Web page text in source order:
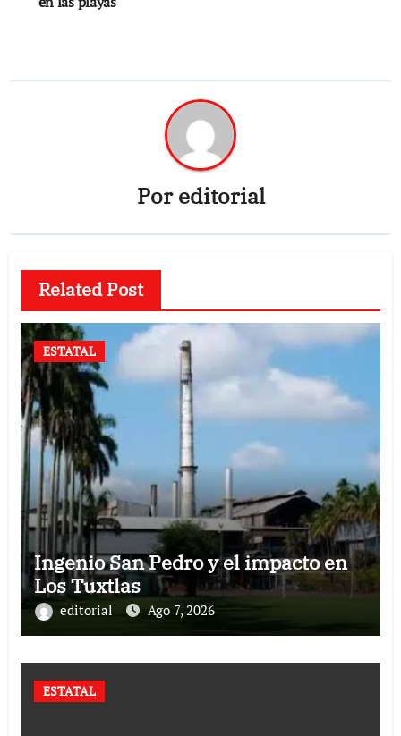
Poreditorial
Related Post
ESTATAL
Ingenio San Pedro y el impacto en
Los Tuxtlas
editorial Ago 7, 2026
ESTATAL